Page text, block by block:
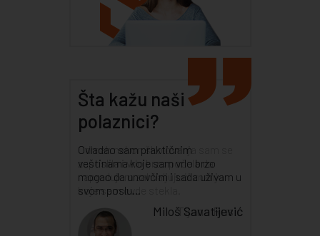
Šta kažu naši
polaznici?
Odmah nakon školovanja sam se
zaposlila i vrlo brzo počela da
napredujem zahvaljujući znanju
koje sam ovde stekla.
Tijana Rusić